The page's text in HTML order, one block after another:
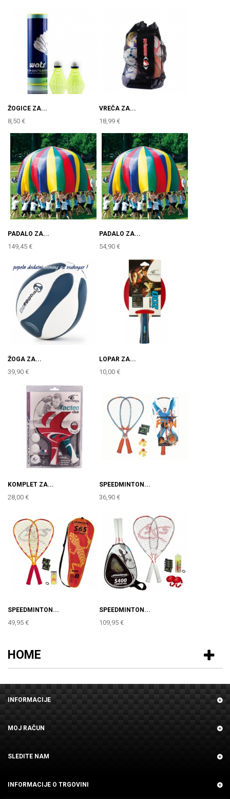
ŽOGICE ZA...
8,50 €
VREČA ZA...
18,99 €
PADALO ZA...
149,45 €
PADALO ZA...
54,90 €
ŽOGA ZA...
39,90 €
LOPAR ZA...
10,00 €
KOMPLET ZA...
28,00 €
SPEEDMINTON...
36,90 €
SPEEDMINTON...
49,95 €
SPEEDMINTON...
109,95 €
HOME
INFORMACIJE
MOJ RAČUN
SLEDITE NAM
INFORMACIJE O TRGOVINI